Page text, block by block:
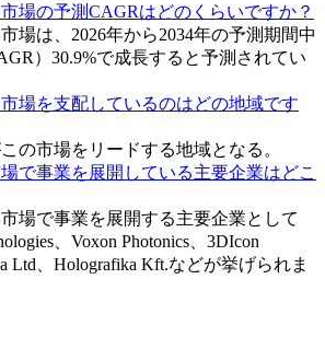
場の予測CAGRはどのくらいですか？
場は、2026年から2034年の予測期間中
）30.9%で成長すると予測されてい
場を支配しているのはどの地域です
の市場をリードする地域となる。
で事業を展開している主要企業はどこ
場で事業を展開する主要企業として
、Voxon Photonics、3DIcon
Ltd、Holografika Kft.などが挙げられま